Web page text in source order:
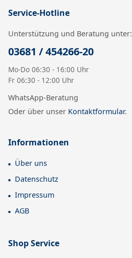
Service-Hotline
Unterstützung und Beratung unter:
03681 / 454266-20
Mo-Do 06:30 - 16:00 Uhr
Fr 06:30 - 12:00 Uhr
WhatsApp-Beratung
Oder über unser Kontaktformular.
Informationen
Über uns
Datenschutz
Impressum
AGB
Shop Service